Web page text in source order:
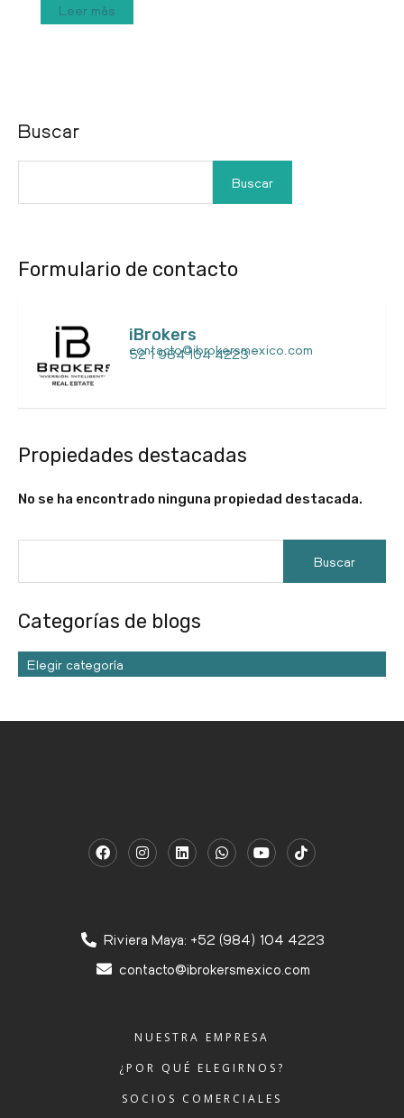
Leer más
Buscar
Buscar
Formulario de contacto
iBrokers
contacto@ibrokersmexico.com
52 1 984 104 4223
Propiedades destacadas
No se ha encontrado ninguna propiedad destacada.
Categorías de blogs
Elegir categoría
Riviera Maya: +52 (984) 104 4223
contacto@ibrokersmexico.com
NUESTRA EMPRESA
¿POR QUÉ ELEGIRNOS?
SOCIOS COMERCIALES